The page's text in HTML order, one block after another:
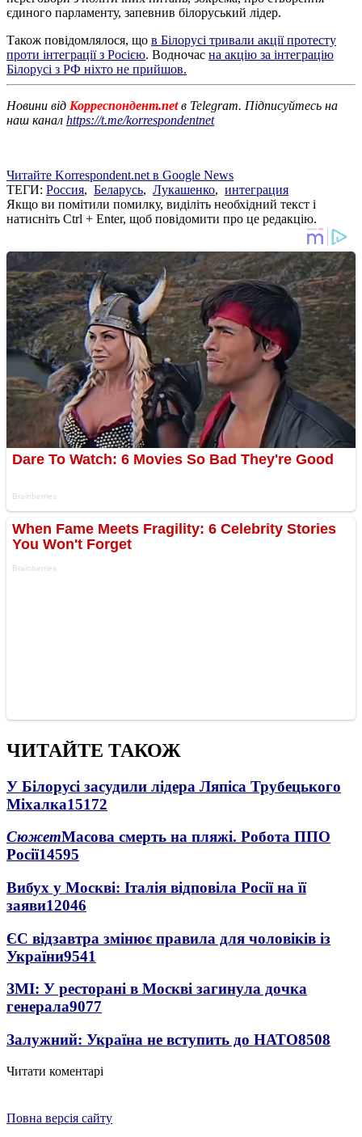
єдиного парламенту, запевнив білоруський лідер.
Також повідомлялося, що в Білорусі тривали акції протесту
проти інтеграції з Росією. Водночас на акцію за інтеграцію
Білорусі з РФ ніхто не прийшов.
Новини від Корреспондент.netв Telegram. Підписуйтесь на
наш канал https://t.me/korrespondentnet
Читайте Korrespondent.net в Google News
ТЕГИ: Россия, Беларусь, Лукашенко, интеграция
Якщо ви помітили помилку, виділіть необхідний текст і
натисніть Ctrl + Enter, щоб повідомити про це редакцію.
ЧИТАЙТЕ ТАКОЖ
У Білорусі засудили лідера Ляпіса Трубецького
Міхалка15172
СюжетМасова смерть на пляжі. Робота ППО
Росії14595
Вибух у Москві: Італія відповіла Росії на її
заяви12046
ЄС відзавтра змінює правила для чоловіків із
України9541
ЗМІ: У ресторані в Москві загинула дочка
генерала9077
Залужний: Україна не вступить до НАТО8508
Читати коментарі
Повна версія сайту